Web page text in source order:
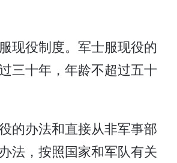
现役制度。军士服现役的
三十年，年龄不超过五十
的办法和直接从非军事部
法，按照国家和军队有关